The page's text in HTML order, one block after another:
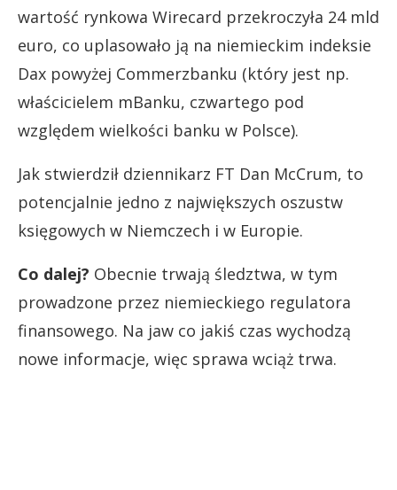
wartość rynkowa Wirecard przekroczyła 24 mld
euro, co uplasowało ją na niemieckim indeksie
Dax powyżej Commerzbanku (który jest np.
właścicielem mBanku, czwartego pod
względem wielkości banku w Polsce).
Jak stwierdził dziennikarz FT Dan McCrum, to
potencjalnie jedno z największych oszustw
księgowych w Niemczech i w Europie.
Co dalej? Obecnie trwają śledztwa, w tym
prowadzone przez niemieckiego regulatora
finansowego. Na jaw co jakiś czas wychodzą
nowe informacje, więc sprawa wciąż trwa.